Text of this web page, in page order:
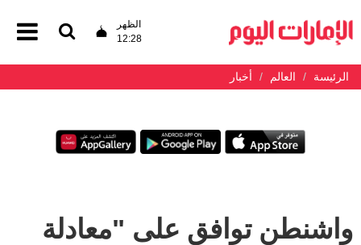
الظهر
12:28
الرئيسة العالم أخبار
واشنطن توافق على "معادلة